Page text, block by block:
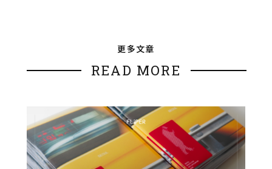
更多文章
READ MORE